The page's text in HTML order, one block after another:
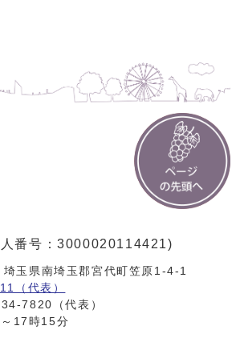
番号：3000020114421)
玉県南埼玉郡宮代町笠原1-4-1
（代表）
7820（代表）
17時15分